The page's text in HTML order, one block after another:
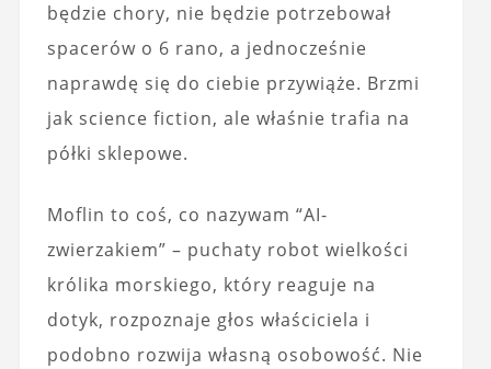
będzie chory, nie będzie potrzebował
spacerów o 6 rano, a jednocześnie
naprawdę się do ciebie przywiąże. Brzmi
jak science fiction, ale właśnie trafia na
półki sklepowe.
Moflin to coś, co nazywam “AI-
zwierzakiem” – puchaty robot wielkości
królika morskiego, który reaguje na
dotyk, rozpoznaje głos właściciela i
podobno rozwija własną osobowość. Nie